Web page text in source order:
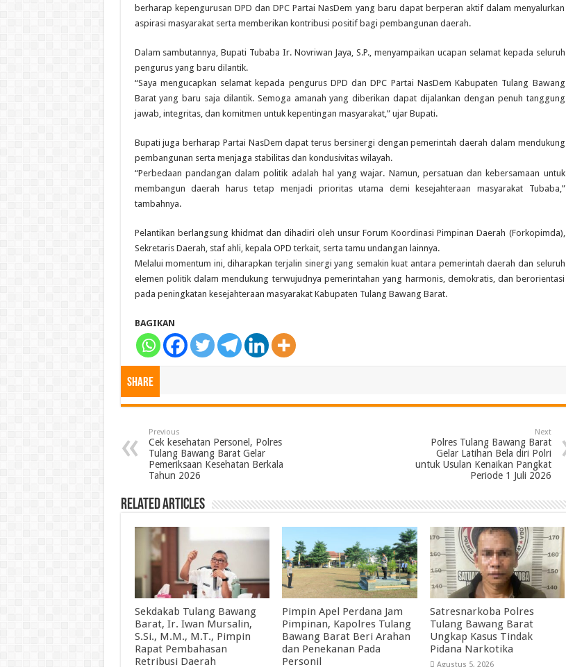
berharap kepengurusan DPD dan DPC Partai NasDem yang baru dapat berperan aktif dalam menyalurkan
aspirasi masyarakat serta memberikan kontribusi positif bagi pembangunan daerah.
Dalam sambutannya, Bupati Tubaba Ir. Novriwan Jaya, S.P., menyampaikan ucapan selamat kepada seluruh
pengurus yang baru dilantik.
“Saya mengucapkan selamat kepada pengurus DPD dan DPC Partai NasDem Kabupaten Tulang Bawang
Barat yang baru saja dilantik. Semoga amanah yang diberikan dapat dijalankan dengan penuh tanggung
jawab, integritas, dan komitmen untuk kepentingan masyarakat,” ujar Bupati.
Bupati juga berharap Partai NasDem dapat terus bersinergi dengan pemerintah daerah dalam mendukung
pembangunan serta menjaga stabilitas dan kondusivitas wilayah.
“Perbedaan pandangan dalam politik adalah hal yang wajar. Namun, persatuan dan kebersamaan untuk
membangun daerah harus tetap menjadi prioritas utama demi kesejahteraan masyarakat Tubaba,”
tambahnya.
Pelantikan berlangsung khidmat dan dihadiri oleh unsur Forum Koordinasi Pimpinan Daerah (Forkopimda),
Sekretaris Daerah, staf ahli, kepala OPD terkait, serta tamu undangan lainnya.
Melalui momentum ini, diharapkan terjalin sinergi yang semakin kuat antara pemerintah daerah dan seluruh
elemen politik dalam mendukung terwujudnya pemerintahan yang harmonis, demokratis, dan berorientasi
pada peningkatan kesejahteraan masyarakat Kabupaten Tulang Bawang Barat.
BAGIKAN
Share
Previous
Cek kesehatan Personel, Polres
Tulang Bawang Barat Gelar
Pemeriksaan Kesehatan Berkala
Tahun 2026
Next
Polres Tulang Bawang Barat
Gelar Latihan Bela diri Polri
untuk Usulan Kenaikan Pangkat
Periode 1 Juli 2026
Related Articles
Sekdakab Tulang Bawang
Barat, Ir. Iwan Mursalin,
S.Si., M.M., M.T., Pimpin
Rapat Pembahasan
Retribusi Daerah
Pimpin Apel Perdana Jam
Pimpinan, Kapolres Tulang
Bawang Barat Beri Arahan
dan Penekanan Pada
Personil
Satresnarkoba Polres
Tulang Bawang Barat
Ungkap Kasus Tindak
Pidana Narkotika
Agustus 5, 2026